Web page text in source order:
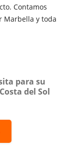
Contamos
Marbella y toda
para su
del Sol